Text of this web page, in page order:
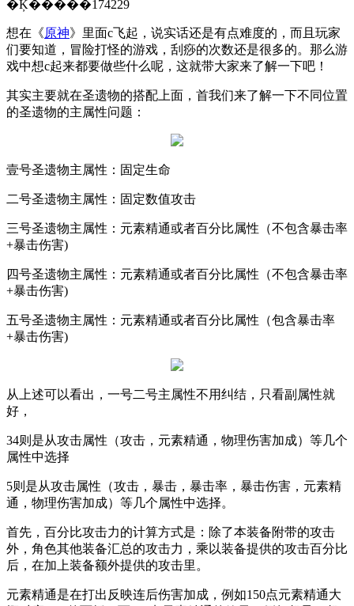
�Ķ�����174229
想在《原神》里面c飞起，说实话还是有点难度的，而且玩家
们要知道，冒险打怪的游戏，刮痧的次数还是很多的。那么游
戏中想c起来都要做些什么呢，这就带大家来了解一下吧！
其实主要就在圣遗物的搭配上面，首我们来了解一下不同位置
的圣遗物的主属性问题：
壹号圣遗物主属性：固定生命
二号圣遗物主属性：固定数值攻击
三号圣遗物主属性：元素精通或者百分比属性（不包含暴击率
+暴击伤害)
四号圣遗物主属性：元素精通或者百分比属性（不包含暴击率
+暴击伤害)
五号圣遗物主属性：元素精通或者百分比属性（包含暴击率
+暴击伤害)
从上述可以看出，一号二号主属性不用纠结，只看副属性就
好，
34则是从攻击属性（攻击，元素精通，物理伤害加成）等几个
属性中选择
5则是从攻击属性（攻击，暴击，暴击率，暴击伤害，元素精
通，物理伤害加成）等几个属性中选择。
首先，百分比攻击力的计算方式是：除了本装备附带的攻击
外，角色其他装备汇总的攻击力，乘以装备提供的攻击百分比
后，在加上装备额外提供的攻击里。
元素精通是在打出反映连后伤害加成，例如150点元素精通大